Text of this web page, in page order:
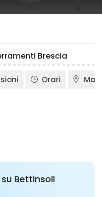
Brescia
Orari
Bettinsoli